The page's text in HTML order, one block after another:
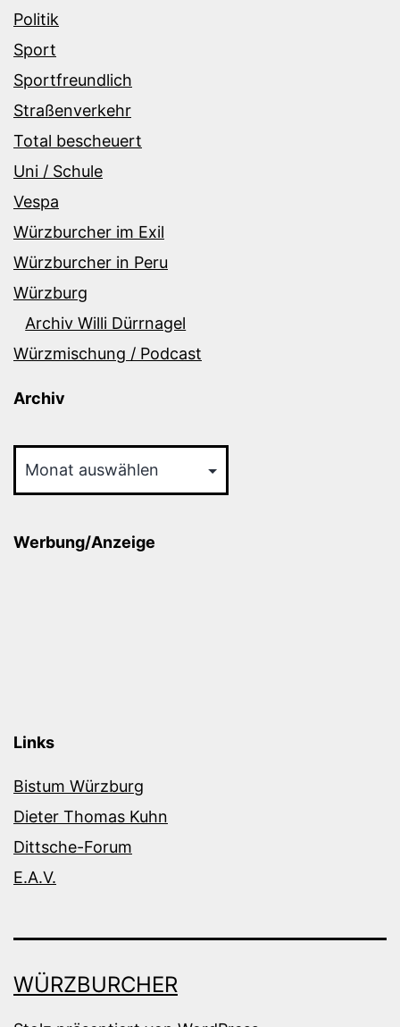
Politik
Sport
Sportfreundlich
Straßenverkehr
Total bescheuert
Uni / Schule
Vespa
Würzburcher im Exil
Würzburcher in Peru
Würzburg
Archiv Willi Dürrnagel
Würzmischung / Podcast
Archiv
Werbung/Anzeige
Links
Bistum Würzburg
Dieter Thomas Kuhn
Dittsche-Forum
E.A.V.
WÜRZBURCHER